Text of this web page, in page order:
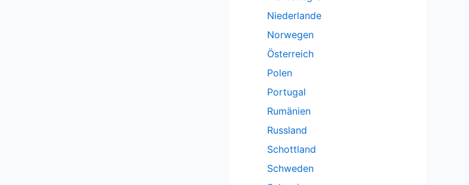
Niederlande
Norwegen
Österreich
Polen
Portugal
Rumänien
Russland
Schottland
Schweden